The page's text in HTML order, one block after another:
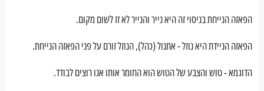
הפאזה הנייחת בניסוי זה היא נייר והנייר לא זז לשום מקום.
הפאזה הניידת היא נוזל - אתנול (כהל), הנוזל זורם על פני הפאזה הנייחת.
הדוגמא - טוש והצבע של הטוש הוא החומר אותו אנו רוצים לבודד.